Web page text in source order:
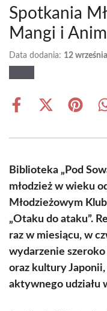
Spotkania
Mangi i
Data dodania: 12
Share
Share
(Twitter)
Share
Biblioteka „Pod
młodzież w wieku
Młodzieżowym
„Otaku do ataku”.
raz w miesiącu, w
wydarzenie
oraz kultury
aktywnego udziału